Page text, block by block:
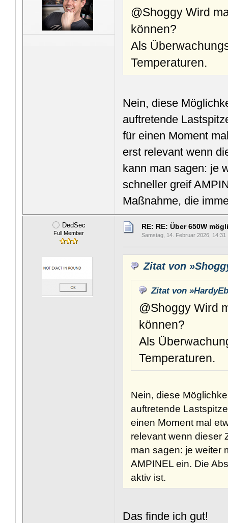
@Shoggy Wird
können?
Als
Temperaturen.
Nein, diese
auftretende
für einen Moment
erst relevant wenn
kann man sagen: je
schneller greif
Maßnahme, die
DedSec
Full Member
RE: RE: Über 650W
Samstag, 14. Februar 2026, 14:31
Zitat von
Zitat von
@Shoggy Wird
können?
Als
Temperaturen.
Nein, diese
auftretende
einen Moment mal
relevant wenn dieser
man sagen: je weiter
AMPINEL ein. Die
aktiv ist.
Das finde ich gut!